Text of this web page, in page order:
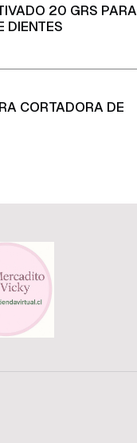
20 GRS PARA
DIENTES
CORTADORA DE